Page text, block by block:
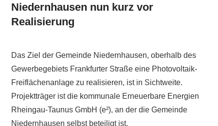
Niedernhausen nun kurz vor
Realisierung
Das Ziel der Gemeinde Niedernhausen, oberhalb des
Gewerbegebiets Frankfurter Straße eine Photovoltaik-
Freiflächenanlage zu realisieren, ist in Sichtweite.
Projektträger ist die kommunale Erneuerbare Energien
Rheingau-Taunus GmbH (e²), an der die Gemeinde
Niedernhausen selbst beteiligt ist.